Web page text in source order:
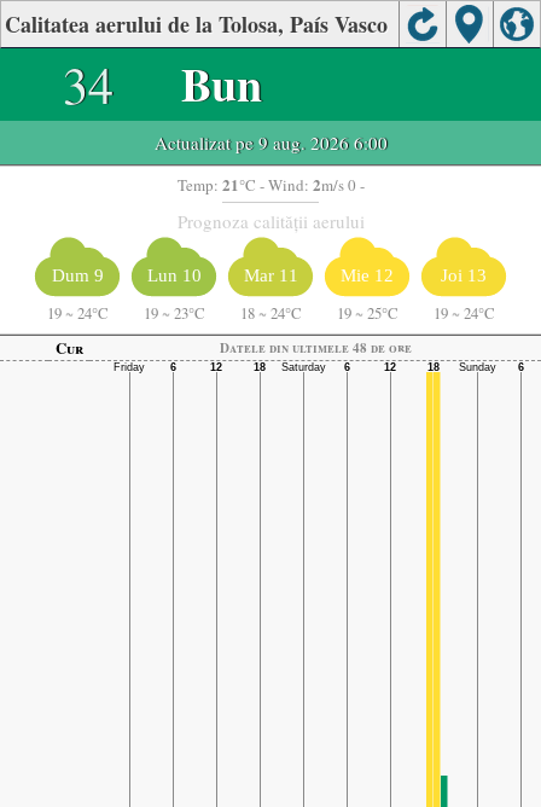
Calitatea aerului de la Tolosa, País Vasco
34 Bun
Actualizat pe 9 aug. 2026 6:00
Temp: 21°C - Wind: 2m/s 0 -
Prognoza calității aerului
Dum 9
19 ~ 24°C
Lun 10
19 ~ 23°C
Mar 11
18 ~ 24°C
Mie 12
19 ~ 25°C
Joi 13
19 ~ 24°C
Cur
Datele din ultimele 48 de ore